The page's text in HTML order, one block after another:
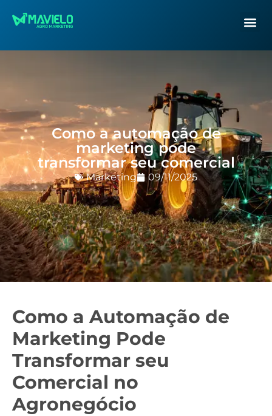
Como a automação de
marketing pode
transformar seu comercial
Marketing 09/11/2025
Como a Automação de
Marketing Pode
Transformar seu
Comercial no
Agronegócio